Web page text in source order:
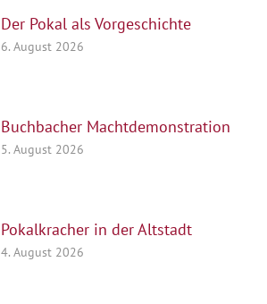
Der Pokal als Vorgeschichte
6. August 2026
Buchbacher Machtdemonstration
5. August 2026
Pokalkracher in der Altstadt
4. August 2026